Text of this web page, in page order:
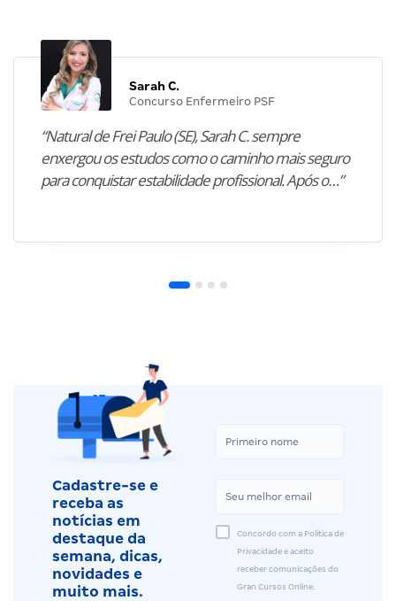
Sarah C.
Concurso Enfermeiro PSF
“Natural de Frei Paulo (SE), Sarah C. sempre
enxergou os estudos como o caminho mais seguro
para conquistar estabilidade profissional. Após o…”
Cadastre-se e
receba as
notícias em
destaque da
semana, dicas,
novidades e
muito mais.
Concordo com a Política de
Privacidade e aceito
receber comunicações do
Gran Cursos Online.